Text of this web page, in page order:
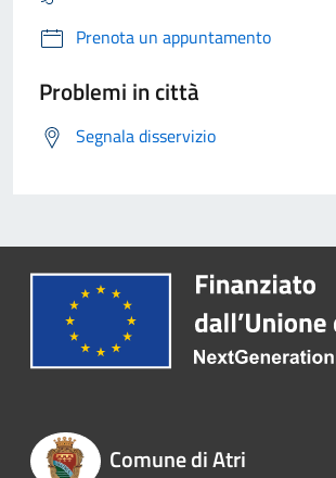
Prenota un appuntamento
Problemi in città
Segnala disservizio
Comune di Atri